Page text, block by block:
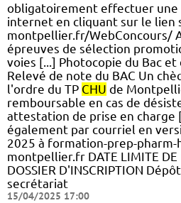
obligatoirement effectuer une
internet en cliquant sur le lien
montpellier.fr/WebConcours/
épreuves de sélection
voies [...] Photocopie du Bac
Relevé de note du BAC Un
l'ordre du TP CHU de
remboursable en cas de
attestation de prise en charge
également par courriel en
2025 à formation-prep-pharm-
montpellier.fr DATE LIMITE DE
DOSSIER D'INSCRIPTION
secrétariat
15/04/2025 17:00